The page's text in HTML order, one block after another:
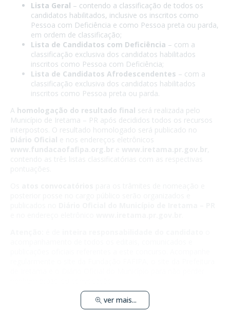
Lista Geral – contendo a classificação de todos os
candidatos habilitados, inclusive os inscritos como
Pessoa com Deficiência e como Pessoa preta ou parda,
em ordem de classificação;
Lista de Candidatos com Deficiência – com a
classificação exclusiva dos candidatos habilitados
inscritos como Pessoa com Deficiência;
Lista de Candidatos Afrodescendentes – com a
classificação exclusiva dos candidatos habilitados
inscritos como Pessoa preta ou parda.
A homologação do resultado final será realizada pelo
Município de Iretama – PR após decididos todos os recursos
interpostos. O resultado homologado será publicado no
Diário Oficial e nos endereços eletrônicos
www.fundacaofafipa.org.br
www.iretama.pr.gov.br
ver mais...